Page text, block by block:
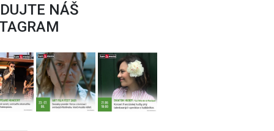
NÁŠ